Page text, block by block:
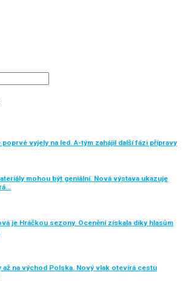
vyjely na led. A-tým zahájil další fázi přípravy
mohou být geniální. Nová výstava ukazuje
je Hráčkou sezony. Ocenění získala díky hlasům
až na východ Polska. Nový vlak otevírá cestu